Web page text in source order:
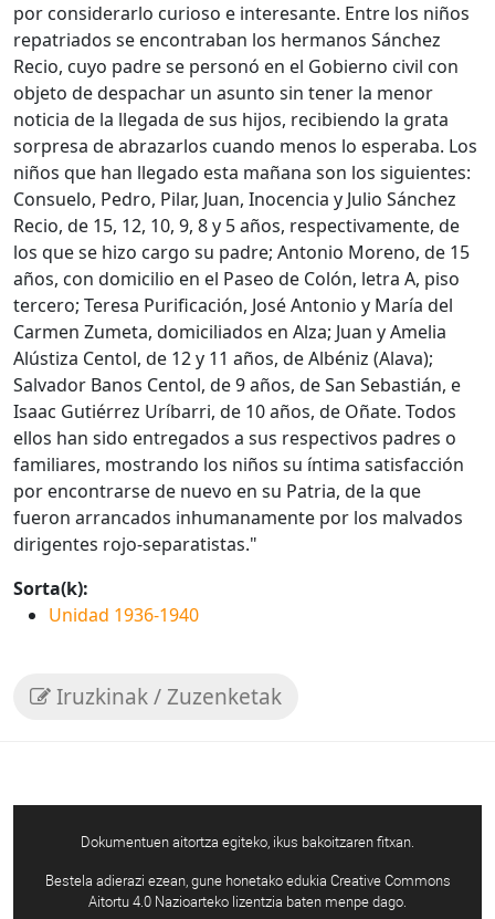
por considerarlo curioso e interesante. Entre los niños
repatriados se encontraban los hermanos Sánchez
Recio, cuyo padre se personó en el Gobierno civil con
objeto de despachar un asunto sin tener la menor
noticia de la llegada de sus hijos, recibiendo la grata
sorpresa de abrazarlos cuando menos lo esperaba. Los
niños que han llegado esta mañana son los siguientes:
Consuelo, Pedro, Pilar, Juan, Inocencia y Julio Sánchez
Recio, de 15, 12, 10, 9, 8 y 5 años, respectivamente, de
los que se hizo cargo su padre; Antonio Moreno, de 15
años, con domicilio en el Paseo de Colón, letra A, piso
tercero; Teresa Purificación, José Antonio y María del
Carmen Zumeta, domiciliados en Alza; Juan y Amelia
Alústiza Centol, de 12 y 11 años, de Albéniz (Alava);
Salvador Banos Centol, de 9 años, de San Sebastián, e
Isaac Gutiérrez Uríbarri, de 10 años, de Oñate. Todos
ellos han sido entregados a sus respectivos padres o
familiares, mostrando los niños su íntima satisfacción
por encontrarse de nuevo en su Patria, de la que
fueron arrancados inhumanamente por los malvados
dirigentes rojo-separatistas."
Sorta(k):
Unidad 1936-1940
Iruzkinak / Zuzenketak
Dokumentuen aitortza egiteko, ikus bakoitzaren fitxan.
Bestela adierazi ezean, gune honetako edukia Creative Commons
Aitortu 4.0 Nazioarteko lizentzia baten menpe dago.